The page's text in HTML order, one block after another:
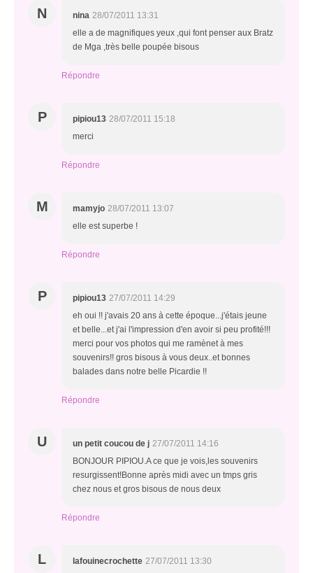
N nina 28/07/2011 13:31
elle a de magnifiques yeux ,qui font penser aux Bratz
de Mga ,très belle poupée bisous
Répondre
P pipiou13 28/07/2011 15:18
merci
Répondre
M mamyjo 28/07/2011 13:07
elle est superbe !
Répondre
P pipiou13 27/07/2011 14:29
eh oui !! j'avais 20 ans à cette époque...j'étais jeune
et belle...et j'ai l'impression d'en avoir si peu profité!!!
merci pour vos photos qui me ramènet à mes
souvenirs!! gros bisous à vous deux..et bonnes
balades dans notre belle Picardie !!
Répondre
U un petit coucou de j 27/07/2011 14:16
BONJOUR PIPIOU.A ce que je vois,les souvenirs
resurgissent!Bonne après midi avec un tmps gris
chez nous et gros bisous de nous deux
Répondre
L lafouinecrochette 27/07/2011 13:30